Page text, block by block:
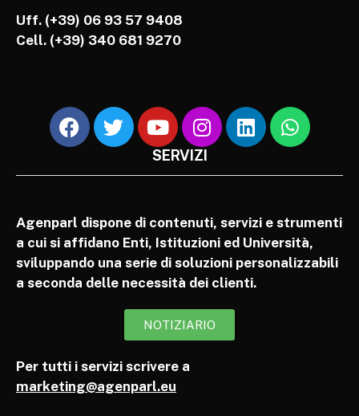
Uff. (+39) 06 93 57 9408
Cell. (+39) 340 681 9270
SERVIZI
Agenparl dispone di contenuti, servizi e strumenti
a cui si affidano Enti, Istituzioni ed Università,
sviluppando una serie di soluzioni personalizzabili
a seconda delle necessità dei clienti.
NOTIZIARIO
Per tutti i servizi scrivere a
marketing@agenparl.eu